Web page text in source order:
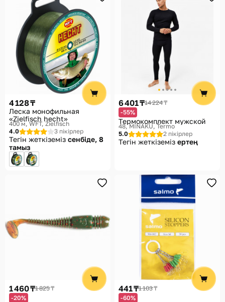
4 128 ₸
Леска монофильная
«Zielfisch hecht»
400 м WFT, Zielfisch
4.0
3 пікірлер
Тегін жеткіземіз сенбіде, 8
тамыз
6 401 ₸14 224 ₸
-55%
Термокомплект мужской
48 MINAKU, Termo
5.0
2 пікірлер
Тегін жеткіземіз ертең
1 460 ₸1 825 ₸
-20%
441 ₸1 103 ₸
-60%